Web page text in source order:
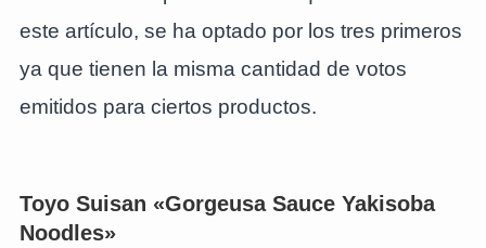
este artículo, se ha optado por los tres primeros
ya que tienen la misma cantidad de votos
emitidos para ciertos productos.
Toyo Suisan «Gorgeusa Sauce Yakisoba
Noodles»